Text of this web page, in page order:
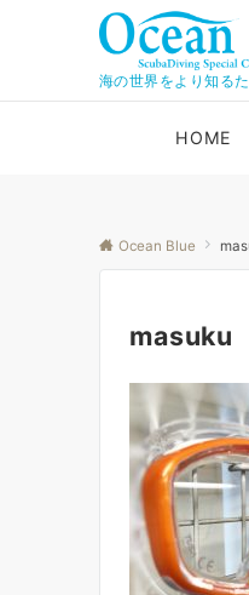
海の世界をより知る
HOME
Ocean Blue
masuku